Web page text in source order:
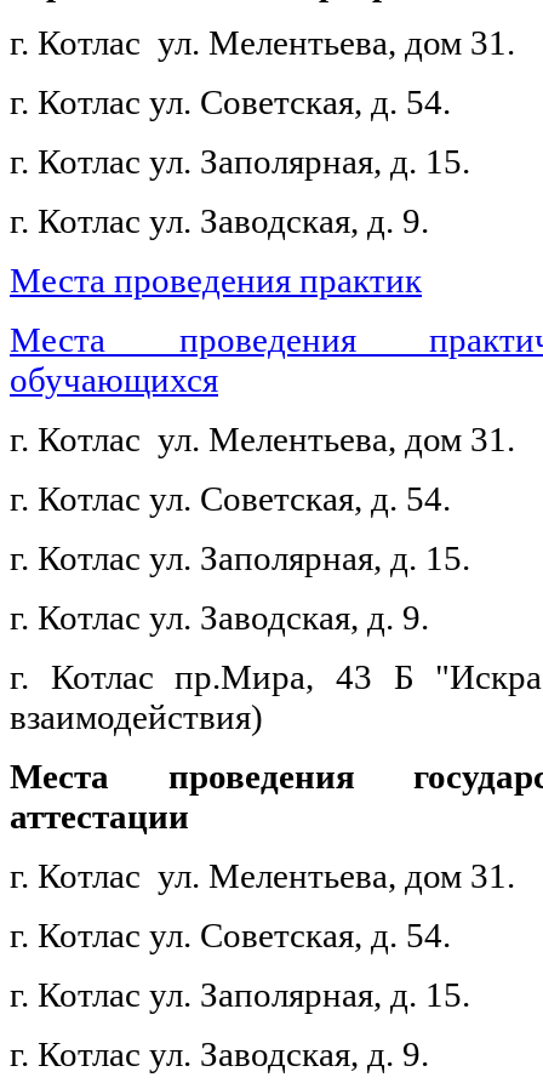
г. Котлас ул. Мелентьева, дом 31.
г. Котлас ул. Советская, д. 54.
г. Котлас ул. Заполярная, д. 15.
г. Котлас ул. Заводская, д. 9.
Места проведения практик
Места проведения
обучающихся
г. Котлас ул. Мелентьева, дом 31.
г. Котлас ул. Советская, д. 54.
г. Котлас ул. Заполярная, д. 15.
г. Котлас ул. Заводская, д. 9.
г. Котлас пр.Мира, 43 Б
взаимодействия)
Места проведения
аттестации
г. Котлас ул. Мелентьева, дом 31.
г. Котлас ул. Советская, д. 54.
г. Котлас ул. Заполярная, д. 15.
г. Котлас ул. Заводская, д. 9.